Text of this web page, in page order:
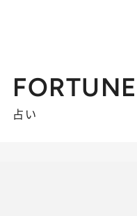
FORTUNE
占い